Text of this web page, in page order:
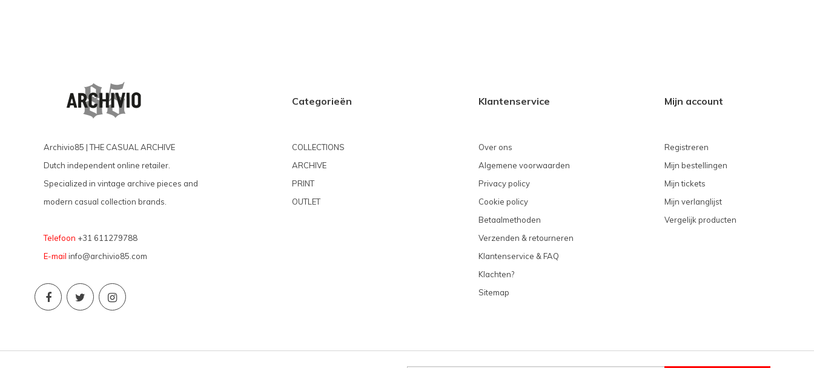
Archivio85 | THE CASUAL ARCHIVE
Dutch independent online retailer.
Specialized in vintage archive pieces and
modern casual collection brands.
Telefoon +31 611279788
E-mail info@archivio85.com
Categorieën
COLLECTIONS
ARCHIVE
PRINT
OUTLET
Klantenservice
Over ons
Algemene voorwaarden
Privacy policy
Cookie policy
Betaalmethoden
Verzenden & retourneren
Klantenservice & FAQ
Klachten?
Sitemap
Mijn account
Registreren
Mijn bestellingen
Mijn tickets
Mijn verlanglijst
Vergelijk producten